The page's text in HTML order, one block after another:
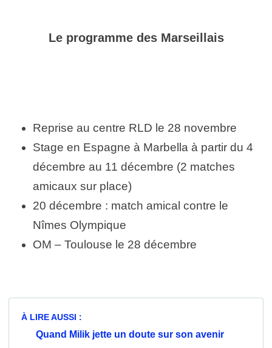
Le programme des Marseillais
Reprise au centre RLD le 28 novembre
Stage en Espagne à Marbella à partir du 4
décembre au 11 décembre (2 matches
amicaux sur place)
20 décembre : match amical contre le
Nîmes Olympique
OM – Toulouse le 28 décembre
À LIRE AUSSI :
Quand Milik jette un doute sur son avenir